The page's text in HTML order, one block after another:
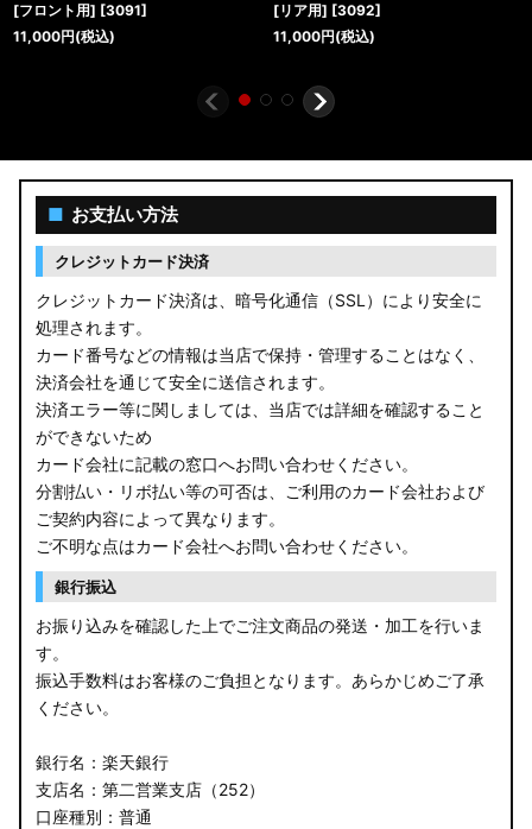
[フロント用] [3091]
11,000円(税込)
[リア用] [3092]
11,000円(税込)
■ お支払い方法
クレジットカード決済
クレジットカード決済は、暗号化通信（SSL）により安全に
処理されます。
カード番号などの情報は当店で保持・管理することはなく、
決済会社を通じて安全に送信されます。
決済エラー等に関しましては、当店では詳細を確認すること
ができないため
カード会社に記載の窓口へお問い合わせください。
分割払い・リボ払い等の可否は、ご利用のカード会社および
ご契約内容によって異なります。
ご不明な点はカード会社へお問い合わせください。
銀行振込
お振り込みを確認した上でご注文商品の発送・加工を行いま
す。
振込手数料はお客様のご負担となります。あらかじめご了承
ください。
銀行名：楽天銀行
支店名：第二営業支店（252）
口座種別：普通